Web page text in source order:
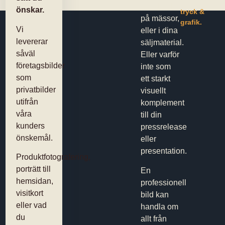
på mässor,
eller i dina
säljmaterial.
Eller varför
inte som
ett starkt
visuellt
komplement
till din
pressrelease
eller
presentation.
En
professionell
bild kan
handla om
allt från
tryck &
grafik.
önskar.
Vi
levererar
såväl
företagsbilder
som
privatbilder
utifrån
våra
kunders
önskemål.
Produktfotografering,
porträtt till
hemsidan,
visitkort
eller vad
du